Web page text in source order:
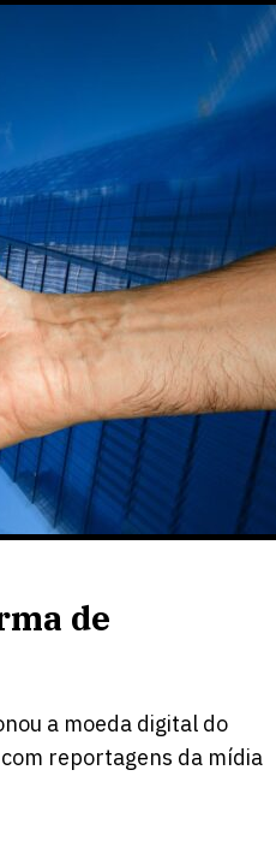
de
a moeda digital do
reportagens da mídia